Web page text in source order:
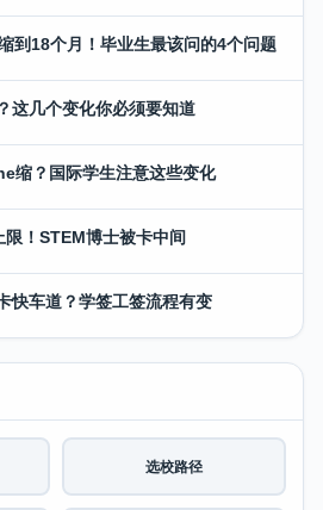
到18个月！毕业生最该问的4个问题
这几个变化你必须要知道
缩？国际学生注意这些变化
！STEM博士被卡中间
快车道？学签工签流程有变
选校路径